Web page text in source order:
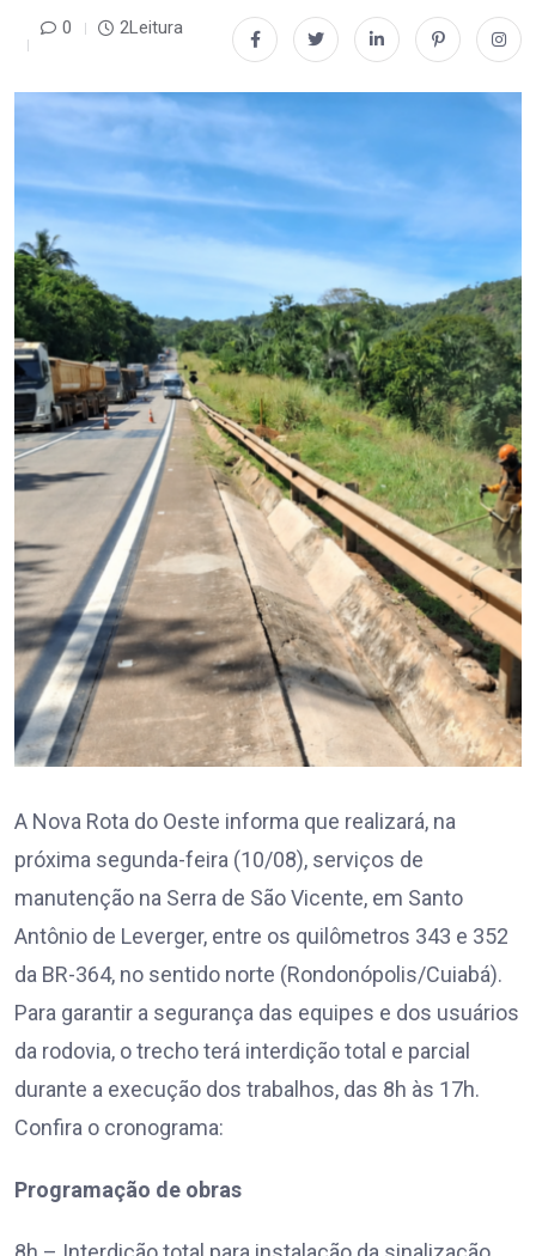
0 2Leitura
A Nova Rota do Oeste informa que realizará, na
próxima segunda-feira (10/08), serviços de
manutenção na Serra de São Vicente, em Santo
Antônio de Leverger, entre os quilômetros 343 e 352
da BR-364, no sentido norte (Rondonópolis/Cuiabá).
Para garantir a segurança das equipes e dos usuários
da rodovia, o trecho terá interdição total e parcial
durante a execução dos trabalhos, das 8h às 17h.
Confira o cronograma:
Programação de obras